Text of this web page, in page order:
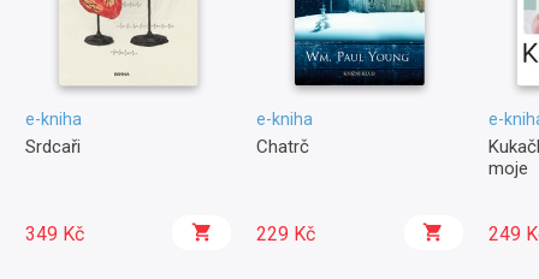
e-kniha
Srdcaři
349 Kč
e-kniha
Chatrč
229 Kč
e-
moje
249